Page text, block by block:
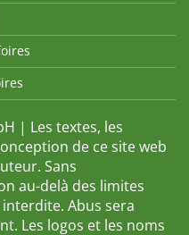
| Les textes, les
de ce site web
Sans
au-delà des limites
Abus sera
Les logos et les noms